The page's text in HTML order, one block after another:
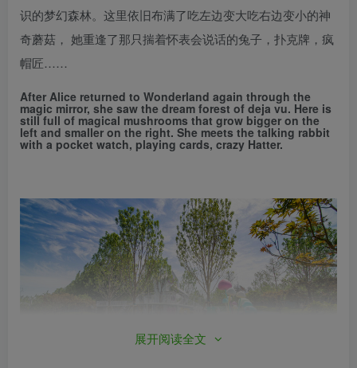
识的梦幻森林。这里依旧布满了吃左边变大吃右边变小的神
奇蘑菇， 她重逢了那只揣着怀表会说话的兔子，扑克牌，疯
帽匠……
After Alice returned to Wonderland again through the
magic mirror, she saw the dream forest of deja vu. Here is
still full of magical mushrooms that grow bigger on the
left and smaller on the right. She meets the talking rabbit
with a pocket watch, playing cards, crazy Hatter.
展开阅读全文